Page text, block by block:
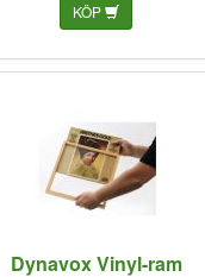
KÖP
Dynavox Vinyl-ram